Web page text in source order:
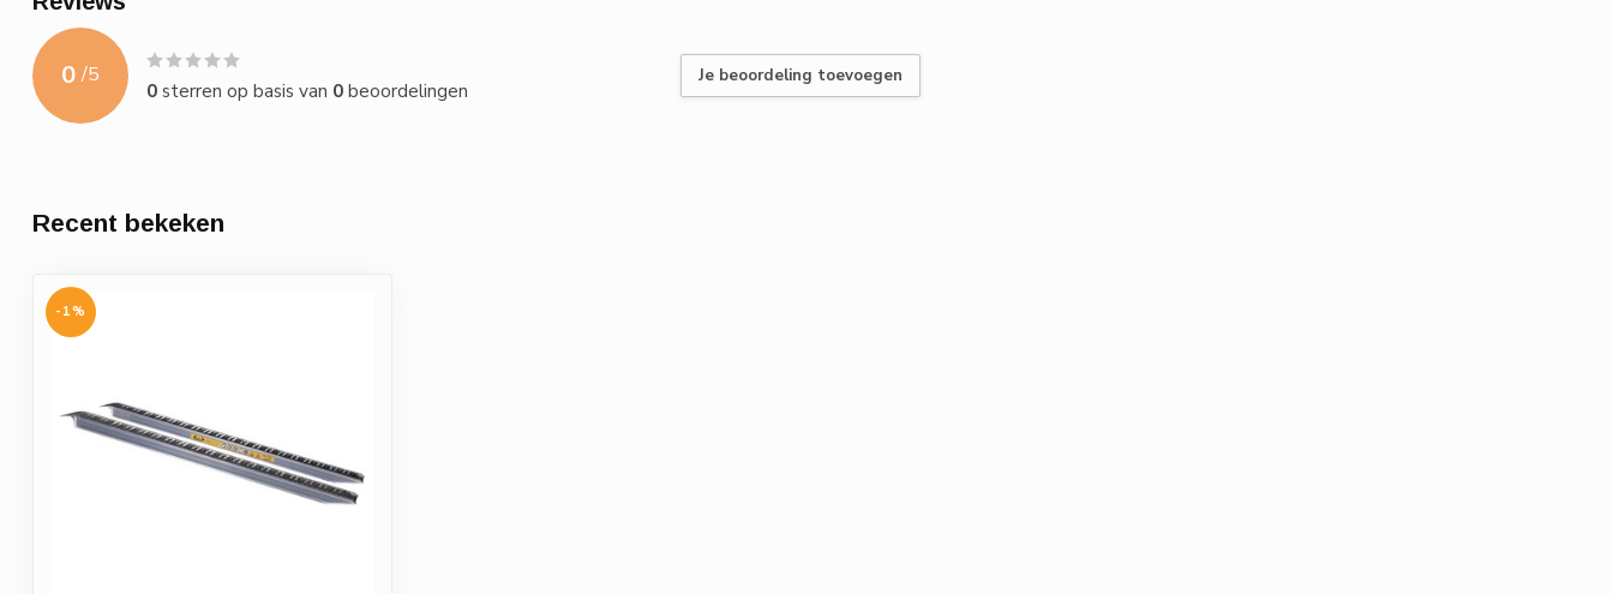
0 /5
0sterren op basis van 0beoordelingen
Je beoordeling toevoegen
Recent bekeken
-1%